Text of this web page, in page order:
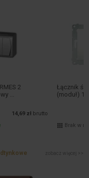
2
...
14,69 zł
brutto
Łącznik
(moduł) 1...
Brak w
zobacz więcej >>